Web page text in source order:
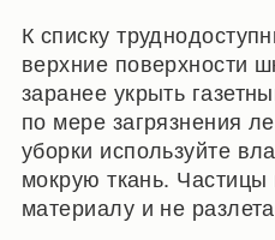
К списку
верхние поверхности
заранее укрыть
по мере загрязнения
уборки используйте
мокрую ткань.
материалу и не